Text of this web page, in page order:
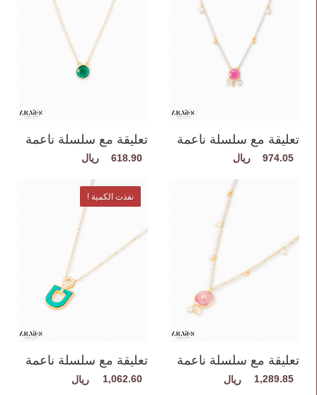
تعليقة مع سلسلة ناعمة
974.05
تعليقة مع سلسلة ناعمة
618.90
تعليقة مع سلسلة ناعمة
1,289.85
نفذت الكمية !
تعليقة مع سلسلة ناعمة
1,062.60